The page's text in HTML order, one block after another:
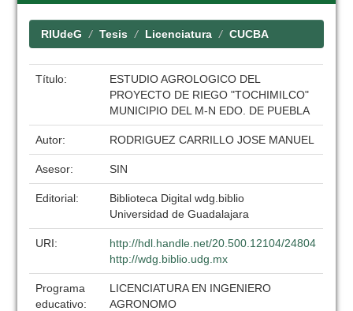
RIUdeG Tesis Licenciatura CUCBA
Título:
ESTUDIO AGROLOGICO DEL
PROYECTO DE RIEGO "TOCHIMILCO"
MUNICIPIO DEL M-N EDO. DE PUEBLA
Autor: RODRIGUEZ CARRILLO JOSE MANUEL
Asesor: SIN
Editorial:
Biblioteca Digital wdg.biblio
Universidad de Guadalajara
URI:
http://hdl.handle.net/20.500.12104/24804
http://wdg.biblio.udg.mx
Programa
educativo:
LICENCIATURA EN INGENIERO
AGRONOMO